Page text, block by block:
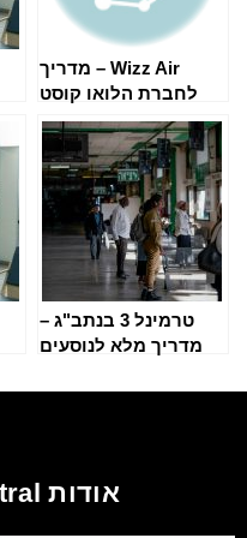
Wizz Air – מדריך
לחברת הלואו קוסט
ממזרח אירופה
טרמינל 3 בנתב"ג –
מדריך מלא לנוסעים
אודות Aviation Central